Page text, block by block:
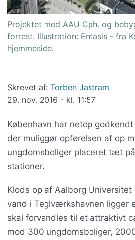
Projektet med AAU Cph. og
forrest. Illustration: Entasis - fra
hjemmeside.
Skrevet af: Torben Jastram
29. nov. 2016 - kl. 11:57
København har netop
der muliggør opførelsen af op
ungdomsboliger placeret tæt
stationer.
Klods op af Aalborg
vand i Teglværkshavnen ligger
skal forvandles til et attraktivt
mod 300 ungdomsboliger,